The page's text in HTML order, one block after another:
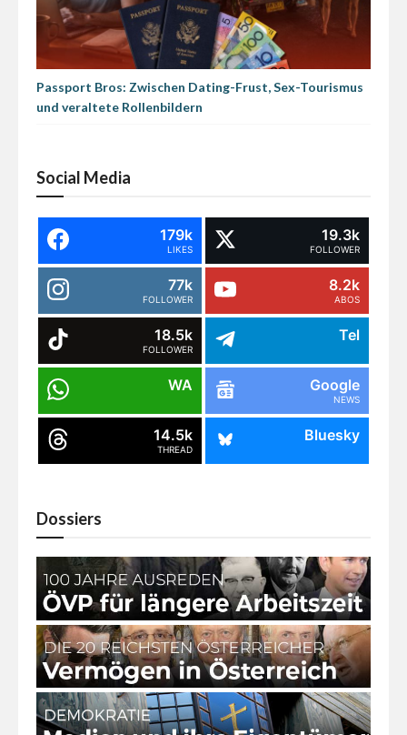
Passport Bros: Zwischen Dating-Frust, Sex-Tourismus
und veraltete Rollenbildern
Social Media
179k
LIKES
19.3k
FOLLOWER
77k
FOLLOWER
8.2k
ABOS
18.5k
FOLLOWER
Tel
WA Google
NEWS
14.5k
THREAD
Bluesky
Dossiers